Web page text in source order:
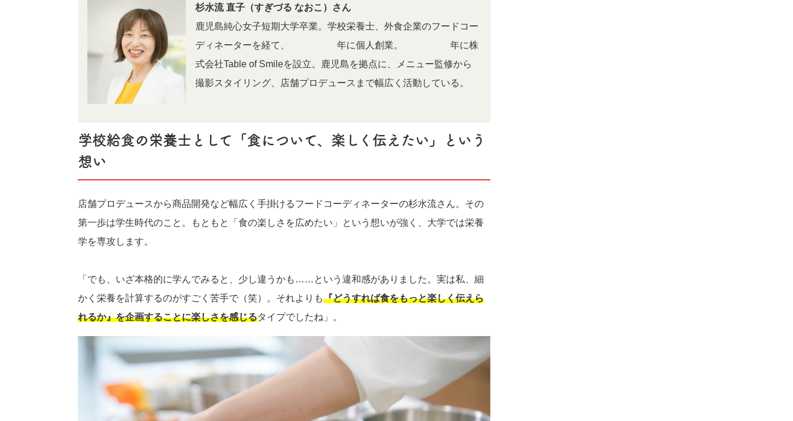
杉水流 直子（すぎづる なおこ）さん
鹿児島純心女子短期大学卒業。学校栄養士、外食企業のフードコー
ディネーターを経て、2013年に個人創業。2016年に株
式会社Table of Smileを設立。鹿児島を拠点に、メニュー監修から
撮影スタイリング、店舗プロデュースまで幅広く活動している。
学校給食の栄養士として「食について、楽しく伝えたい」という
想い
店舗プロデュースから商品開発など幅広く手掛けるフードコーディネーターの杉水流さん。その
第一歩は学生時代のこと。もともと「食の楽しさを広めたい」という想いが強く、大学では栄養
学を専攻します。
「でも、いざ本格的に学んでみると、少し違うかも……という違和感がありました。実は私、細
かく栄養を計算するのがすごく苦手で（笑）。それよりも『どうすれば食をもっと楽しく伝えら
れるか』を企画することに楽しさを感じるタイプでしたね」。